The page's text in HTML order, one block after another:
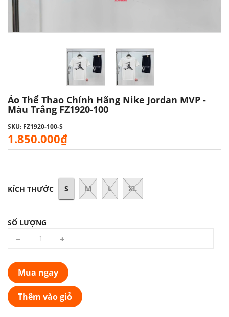
Áo Thể Thao Chính Hãng Nike Jordan MVP -
Màu Trắng FZ1920-100
SKU: FZ1920-100-S
1.850.000₫
KÍCH THƯỚC S M L XL
SỐ LƯỢNG
Mua ngay
Thêm vào giỏ